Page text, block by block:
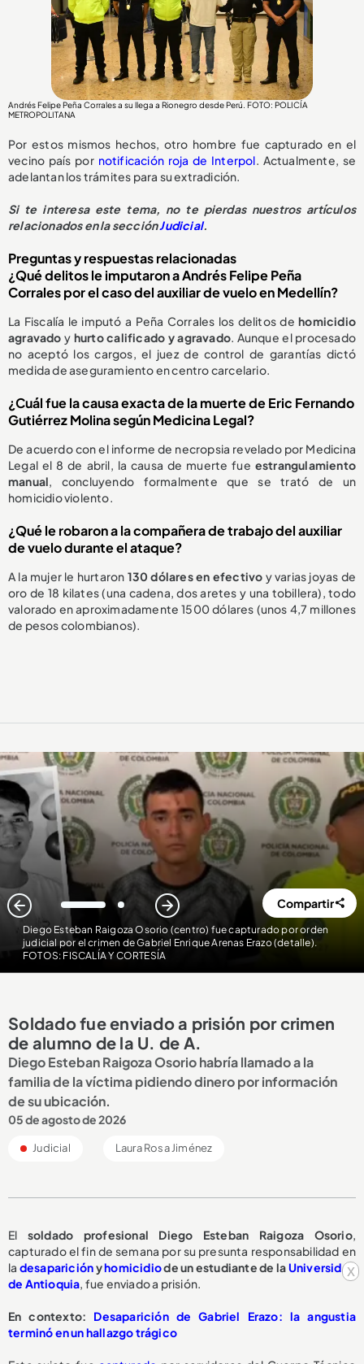
x
Andrés Felipe Peña Corrales a su llega a Rionegro desde Perú. FOTO: POLICÍA
METROPOLITANA
Por estos mismos hechos, otro hombre fue capturado en el
vecino país por notificación roja de Interpol . Actualmente, se
adelantan los trámites para su extradición.
Si te interesa este tema, no te pierdas nuestros artículos
relacionados en la sección Judicial.
Preguntas y respuestas relacionadas
¿Qué delitos le imputaron a Andrés Felipe Peña
Corrales por el caso del auxiliar de vuelo en Medellín?
La Fiscalía le imputó a Peña Corrales los delitos dehomicidio
agravado y hurto calificado y agravado. Aunque el procesado
no aceptó los cargos, el juez de control de garantías dictó
medida de aseguramiento en centro carcelario.
¿Cuál fue la causa exacta de la muerte de Eric Fernando
Gutiérrez Molina según Medicina Legal?
De acuerdo con el informe de necropsia revelado por Medicina
Legal el 8 de abril, la causa de muerte fue estrangulamiento
manual , concluyendo formalmente que se trató de un
homicidio violento.
¿Qué le robaron a la compañera de trabajo del auxiliar
de vuelo durante el ataque?
A la mujer le hurtaron 130 dólares en efectivo y varias joyas de
oro de 18 kilates (una cadena, dos aretes y una tobillera), todo
valorado en aproximadamente 1500 dólares (unos 4,7 millones
de pesos colombianos).
Diego Esteban Raigoza Osorio (centro) fue capturado por orden
judicial por el crimen de Gabriel Enrique Arenas Erazo (detalle).
FOTOS: FISCALÍA Y CORTESÍA
1 2 Compartir
Soldado fue enviado a prisión por crimen
de alumno de la U. de A.
Diego Esteban Raigoza Osorio habría llamado a la
familia de la víctima pidiendo dinero por información
de su ubicación.
05 de agosto de 2026
Judicial Laura Rosa Jiménez
El soldado profesional Diego Esteban Raigoza Osorio,
capturado el fin de semana por su presunta responsabilidad en
la desapariciónyhomicidiode un estudiante de laUniversidad
de Antioquia , fue enviado a prisión.
En contexto: Desaparición de Gabriel Erazo: la angustia
terminó en un hallazgo trágico